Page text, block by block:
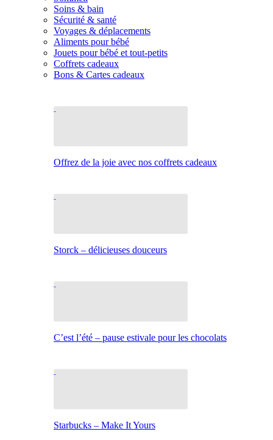
Soins & bain
Sécurité & santé
Voyages & déplacements
Aliments pour bébé
Jouets pour bébé et tout-petits
Coffrets cadeaux
Bons & Cartes cadeaux
Offrez de la joie avec nos coffrets cadeaux
Storck – délicieuses douceurs
C’est l’été – pause estivale pour les chocolats
Starbucks – Make It Yours